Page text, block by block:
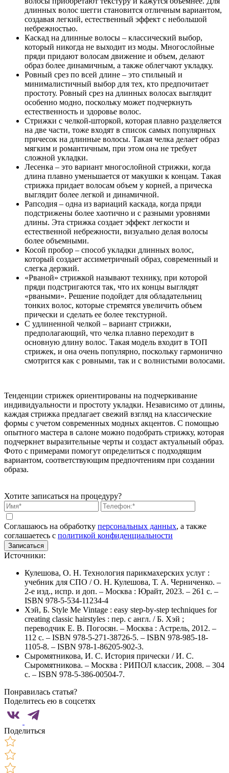
длинных волос шегги становится отличным вариантом,
создавая легкий, естественный эффект с небольшой
небрежностью.
Каскад на длинные волосы – классический выбор,
который никогда не выходит из моды. Многослойные
пряди придают волосам движение и объем, делают
образ более динамичным, а также облегчают укладку.
Ровный срез по всей длине – это стильный и
минималистичный выбор для тех, кто предпочитает
простоту. Ровный срез на длинных волосах выглядит
особенно модно, поскольку может подчеркнуть
естественность и здоровье волос.
Стрижки с челкой-шторкой, которая плавно разделяется
на две части, тоже входят в список самых популярных
причесок на длинные волосы. Такая челка делает образ
мягким и романтичным, при этом она не требует
сложной укладки.
Лесенка – это вариант многослойной стрижки, когда
длина плавно уменьшается от макушки к концам. Такая
стрижка придает волосам объем у корней, а прическа
выглядит более легкой и динамичной.
Рапсодия – одна из вариаций каскада, когда пряди
подстрижены более хаотично и с разными уровнями
длины. Эта стрижка создает эффект легкости и
естественной небрежности, визуально делая волосы
более объемными.
Косой пробор – способ укладки длинных волос,
который создает ассиметричный образ, современный и
слегка дерзкий.
«Рваной» стрижкой называют технику, при которой
пряди подстригаются так, что их концы выглядят
«рваными». Решение подойдет для обладательниц
тонких волос, которые стремятся увеличить объем
прически и сделать ее более текстурной.
С удлиненной челкой – вариант стрижки,
предполагающий, что челка плавно переходит в
основную длину волос. Такая модель входит в ТОП
стрижек, и она очень популярно, поскольку гармонично
смотрится как с ровными, так и с волнистыми волосами.
Тенденции стрижек ориентированы на подчеркивание
индивидуальности и простоту укладки. Независимо от длины,
каждая стрижка предлагает свежий взгляд на классические
формы с учетом современных модных акцентов. С помощью
опытного мастера в салоне можно подобрать стрижку, которая
подчеркнет выразительные черты и создаст актуальный образ.
Фото с примерами помогут определиться с подходящим
вариантом, соответствующим предпочтениям при создании
образа.
Хотите записаться на процедуру?
Соглашаюсь на обработку персональных данных, а также
соглашаетесь c политикой конфиденциальности
Записаться
Источники:
Кулешова, О. Н. Технология парикмахерских услуг :
учебник для СПО / О. Н. Кулешова, Т. А. Черниченко. –
2-е изд., испр. и доп. – Москва : Юрайт, 2023. – 261 с. –
ISBN 978-5-534-11234-4
Хэй, Б. Style Me Vintage : easy step-by-step techniques for
creating classic hairstyles : пер. с англ. / Б. Хэй ;
переводчик Е. В. Погосян. – Москва : Астрель, 2012. –
112 с. – ISBN 978-5-271-38726-5. – ISBN 978-985-18-
1105-8. – ISBN 978-1-86205-902-3.
Сыромятникова, И. С. История прически / И. С.
Сыромятникова. – Москва : РИПОЛ классик, 2008. – 304
с. – ISBN 978-5-386-00504-7.
Понравилась статья?
Поделитесь ею в соцсетях
Поделиться